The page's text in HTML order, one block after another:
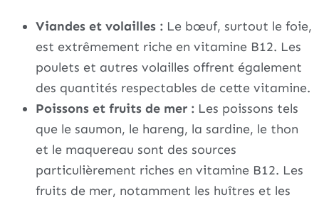
Viandes et volailles : Le bœuf, surtout le foie,
est extrêmement riche en vitamine B12. Les
poulets et autres volailles offrent également
des quantités respectables de cette vitamine.
Poissons et fruits de mer : Les poissons tels
que le saumon, le hareng, la sardine, le thon
et le maquereau sont des sources
particulièrement riches en vitamine B12. Les
fruits de mer, notamment les huîtres et les